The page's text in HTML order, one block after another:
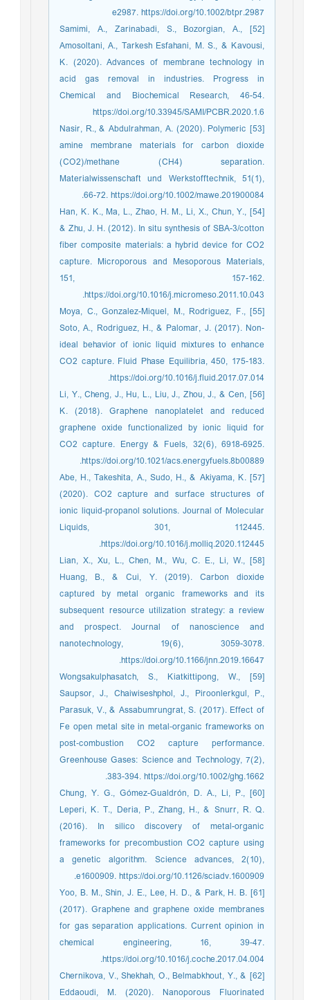
e2987. https://doi.org/10.1002/btpr.2987
[52] Samimi, A., Zarinabadi, S., Bozorgian, A.,
Amosoltani, A., Tarkesh Esfahani, M. S., & Kavousi,
K. (2020). Advances of membrane technology in
acid gas removal in industries. Progress in
Chemical and Biochemical Research, 46-54.
https://doi.org/10.33945/SAMI/PCBR.2020.1.6
[53] Nasir, R., & Abdulrahman, A. (2020). Polymeric
amine membrane materials for carbon dioxide
(CO2)/methane (CH4) separation.
Materialwissenschaft und Werkstofftechnik, 51(1),
66-72. https://doi.org/10.1002/mawe.201900084.
[54] Han, K. K., Ma, L., Zhao, H. M., Li, X., Chun, Y.,
& Zhu, J. H. (2012). In situ synthesis of SBA-3/cotton
fiber composite materials: a hybrid device for CO2
capture. Microporous and Mesoporous Materials,
151, 157-162.
https://doi.org/10.1016/j.micromeso.2011.10.043.
[55] Moya, C., Gonzalez-Miquel, M., Rodriguez, F.,
Soto, A., Rodriguez, H., & Palomar, J. (2017). Non-
ideal behavior of ionic liquid mixtures to enhance
CO2 capture. Fluid Phase Equilibria, 450, 175-183.
https://doi.org/10.1016/j.fluid.2017.07.014.
[56] Li, Y., Cheng, J., Hu, L., Liu, J., Zhou, J., & Cen,
K. (2018). Graphene nanoplatelet and reduced
graphene oxide functionalized by ionic liquid for
CO2 capture. Energy & Fuels, 32(6), 6918-6925.
https://doi.org/10.1021/acs.energyfuels.8b00889.
[57] Abe, H., Takeshita, A., Sudo, H., & Akiyama, K.
(2020). CO2 capture and surface structures of
ionic liquid-propanol solutions. Journal of Molecular
Liquids, 301, 112445.
https://doi.org/10.1016/j.molliq.2020.112445.
[58] Lian, X., Xu, L., Chen, M., Wu, C. E., Li, W.,
Huang, B., & Cui, Y. (2019). Carbon dioxide
captured by metal organic frameworks and its
subsequent resource utilization strategy: a review
and prospect. Journal of nanoscience and
nanotechnology, 19(6), 3059-3078.
https://doi.org/10.1166/jnn.2019.16647.
[59] Wongsakulphasatch, S., Kiatkittipong, W.,
Saupsor, J., Chaiwiseshphol, J., Piroonlerkgul, P.,
Parasuk, V., & Assabumrungrat, S. (2017). Effect of
Fe open metal site in metal‐organic frameworks on
post‐combustion CO2 capture performance.
Greenhouse Gases: Science and Technology, 7(2),
383-394. https://doi.org/10.1002/ghg.1662.
[60] Chung, Y. G., Gómez-Gualdrón, D. A., Li, P.,
Leperi, K. T., Deria, P., Zhang, H., & Snurr, R. Q.
(2016). In silico discovery of metal-organic
frameworks for precombustion CO2 capture using
a genetic algorithm. Science advances, 2(10),
e1600909. https://doi.org/10.1126/sciadv.1600909.
[61] Yoo, B. M., Shin, J. E., Lee, H. D., & Park, H. B.
(2017). Graphene and graphene oxide membranes
for gas separation applications. Current opinion in
chemical engineering, 16, 39-47.
https://doi.org/10.1016/j.coche.2017.04.004.
[62] Chernikova, V., Shekhah, O., Belmabkhout, Y., &
Eddaoudi, M. (2020). Nanoporous Fluorinated